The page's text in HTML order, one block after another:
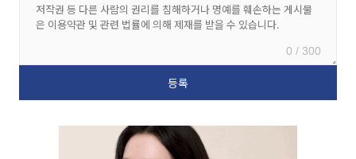
0 / 300